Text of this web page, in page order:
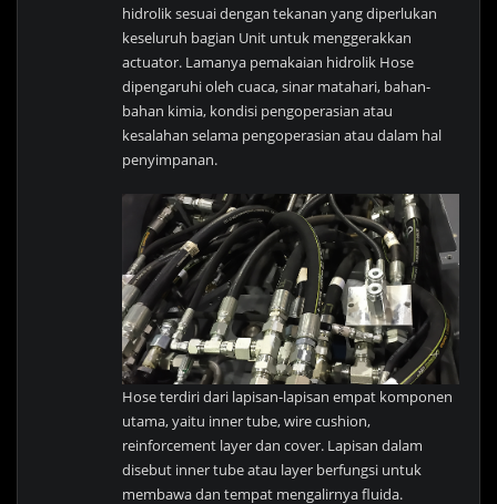
hidrolik sesuai dengan tekanan yang diperlukan
keseluruh bagian Unit untuk menggerakkan
actuator. Lamanya pemakaian hidrolik Hose
dipengaruhi oleh cuaca, sinar matahari, bahan-
bahan kimia, kondisi pengoperasian atau
kesalahan selama pengoperasian atau dalam hal
penyimpanan.
Hose terdiri dari lapisan-lapisan empat komponen
utama, yaitu inner tube, wire cushion,
reinforcement layer dan cover. Lapisan dalam
disebut inner tube atau layer berfungsi untuk
membawa dan tempat mengalirnya fluida.